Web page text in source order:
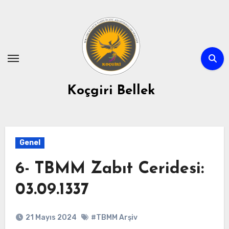
Koçgiri Bellek
Genel
6- TBMM Zabıt Ceridesi:
03.09.1337
21 Mayıs 2024 #TBMM Arşiv